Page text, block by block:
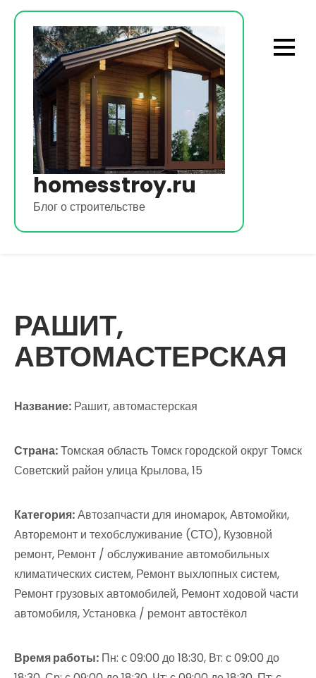
Перейти
содержимому
homesstroy.ru
Блог о строительстве
РАШИТ,
АВТОМАСТЕРСКАЯ
Название: Рашит, автомастерская
Страна:Томская область Томск городской округ Томск
Советский район улица Крылова, 15
Категория:Автозапчасти для иномарок, Автомойки,
Авторемонт и техобслуживание (СТО), Кузовной
ремонт, Ремонт / обслуживание автомобильных
климатических систем, Ремонт выхлопных систем,
Ремонт грузовых автомобилей, Ремонт ходовой части
автомобиля, Установка / ремонт автостёкол
Время работы: Пн: с 09:00 до 18:30, Вт: с 09:00 до